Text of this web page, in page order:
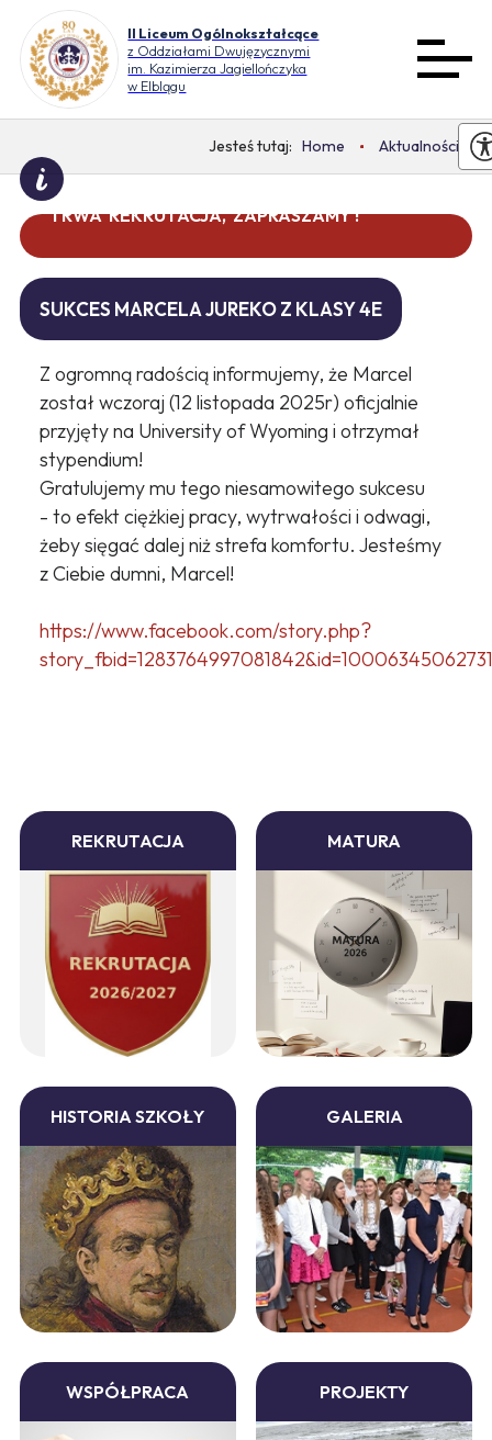
II Liceum Ogólnokształcące
z Oddziałami Dwujęzycznymi
im. Kazimierza Jagiellończyka
w Elblągu
Home Aktualności
TRWA REKRUTACJA, ZAPRASZAMY !
DO WAKACJI ZOSTAŁO 0 DNI
SUKCES MARCELA JUREKO Z KLASY 4E
Z ogromną radością informujemy, że Marcel
został wczoraj (12 listopada 2025r) oficjalnie
przyjęty na University of Wyoming i otrzymał
stypendium!
Gratulujemy mu tego niesamowitego sukcesu
- to efekt ciężkiej pracy, wytrwałości i odwagi,
żeby sięgać dalej niż strefa komfortu. Jesteśmy
z Ciebie dumni, Marcel!
https://www.facebook.com/story.php?
REKRUTACJA MATURA
HISTORIA SZKOŁY GALERIA
WSPÓŁPRACA PROJEKTY